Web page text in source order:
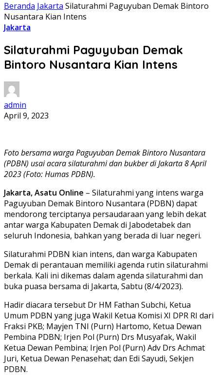
Beranda Jakarta Silaturahmi Paguyuban Demak Bintoro
Nusantara Kian Intens
Jakarta
Silaturahmi Paguyuban Demak
Bintoro Nusantara Kian Intens
admin
April 9, 2023
Foto bersama warga Paguyuban Demak Bintoro Nusantara
(PDBN) usai acara silaturahmi dan bukber di Jakarta 8 April
2023 (Foto: Humas PDBN).
Jakarta, Asatu Online – Silaturahmi yang intens warga
Paguyuban Demak Bintoro Nusantara (PDBN) dapat
mendorong terciptanya persaudaraan yang lebih dekat
antar warga Kabupaten Demak di Jabodetabek dan
seluruh Indonesia, bahkan yang berada di luar negeri.
Silaturahmi PDBN kian intens, dan warga Kabupaten
Demak di perantauan memiliki agenda rutin silaturahmi
berkala. Kali ini dikemas dalam agenda silaturahmi dan
buka puasa bersama di Jakarta, Sabtu (8/4/2023).
Hadir diacara tersebut Dr HM Fathan Subchi, Ketua
Umum PDBN yang juga Wakil Ketua Komisi XI DPR RI dari
Fraksi PKB; Mayjen TNI (Purn) Hartomo, Ketua Dewan
Pembina PDBN; Irjen Pol (Purn) Drs Musyafak, Wakil
Ketua Dewan Pembina; Irjen Pol (Purn) Adv Drs Achmat
Juri, Ketua Dewan Penasehat; dan Edi Sayudi, Sekjen
PDBN.